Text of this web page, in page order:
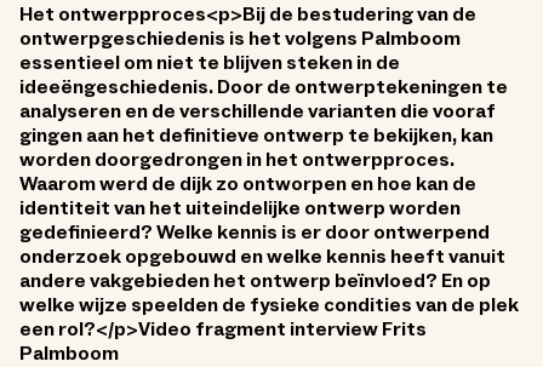
Het ontwerpproces<p>Bij de bestudering van de
ontwerpgeschiedenis is het volgens Palmboom
essentieel om niet te blijven steken in de
ideeëngeschiedenis. Door de ontwerptekeningen te
analyseren en de verschillende varianten die vooraf
gingen aan het definitieve ontwerp te bekijken, kan
worden doorgedrongen in het ontwerpproces.
Waarom werd de dijk zo ontworpen en hoe kan de
identiteit van het uiteindelijke ontwerp worden
gedefinieerd? Welke kennis is er door ontwerpend
onderzoek opgebouwd en welke kennis heeft vanuit
andere vakgebieden het ontwerp beïnvloed? En op
welke wijze speelden de fysieke condities van de plek
een rol?</p>Video fragment interview Frits
Palmboom